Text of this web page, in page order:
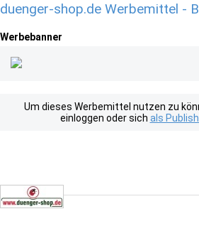
duenger-shop.de Werbemittel -
Werbebanner
Um dieses Werbemittel nutzen zu
einloggen oder sich als